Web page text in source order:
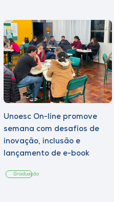
Unoesc On-line promove
semana com desafios de
inovação, inclusão e
lançamento de e-book
Graduação